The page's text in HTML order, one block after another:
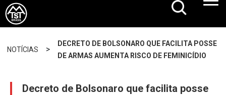
NOTÍCIAS >
DECRETO DE BOLSONARO QUE FACILITA POSSE
DE ARMAS AUMENTA RISCO DE FEMINICÍDIO
Decreto de Bolsonaro que facilita posse